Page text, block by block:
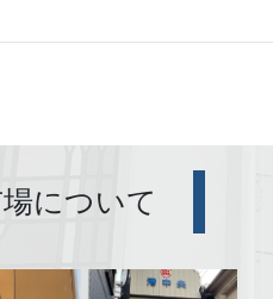
について